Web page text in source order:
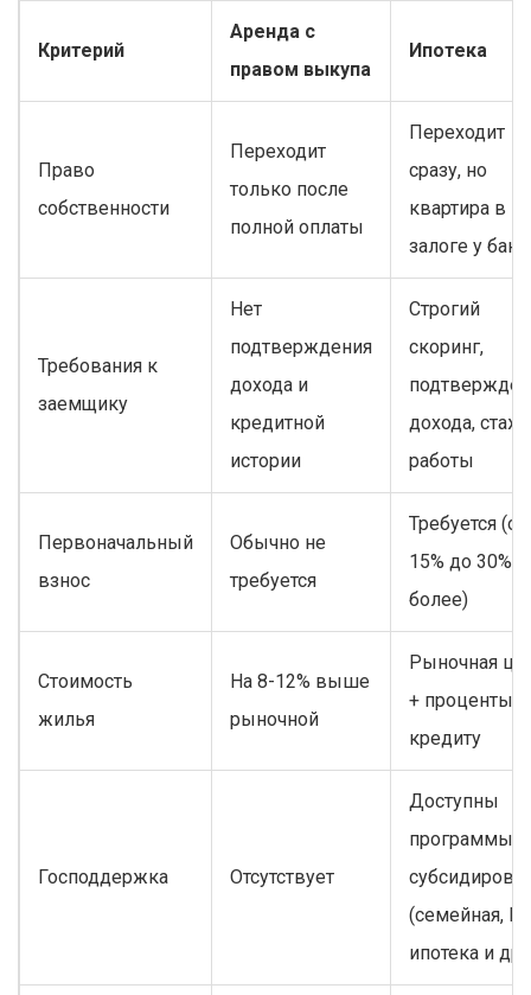
Критерий
Аренда с
правом выкупа
Ипотека
Право
собственности
Переходит
только после
полной оплаты
Переходит
сразу, но
квартира в
залоге у
Требования к
заемщику
Нет
подтверждения
дохода и
кредитной
истории
Строгий
скоринг,
дохода, стаж
работы
Первоначальный
взнос
Обычно не
требуется
Требуется (от
15% до 30% и
более)
Стоимость
жилья
На 8-12% выше
рыночной
Рыночная
+ проценты
кредиту
Господдержка Отсутствует
Доступны
программы
(семейная, IT-
ипотека и др.)